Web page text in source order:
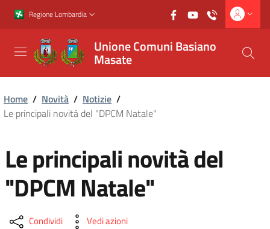
Vai al contenuto principale
Vai al footer
Regione Lombardia
Unione Comuni Basiano
Masate
Home / Novità / Notizie /
Le principali novità del "DPCM Natale"
Le principali novità del
"DPCM Natale"
Condividi Vedi azioni